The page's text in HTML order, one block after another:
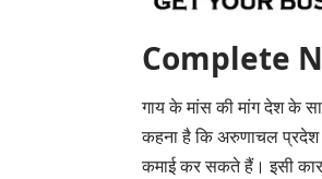
Complete
गाय के मांस की मांग देश के
कहना है कि अरुणाचल प्रदेश
कमाई कर सकते हैं। इसी